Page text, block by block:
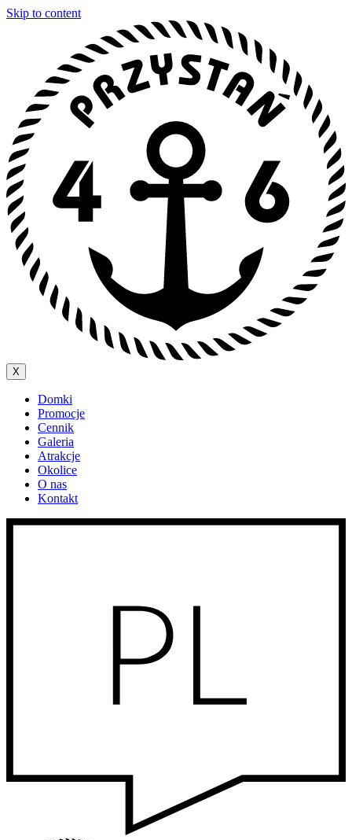
Skip to content
X
Domki
Promocje
Cennik
Galeria
Atrakcje
Okolice
O nas
Kontakt